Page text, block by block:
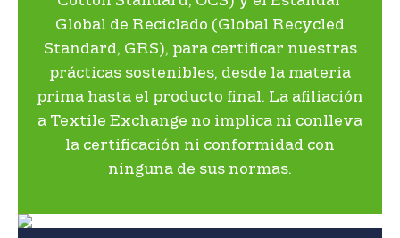
Global de Reciclado (Global Recycled
Standard, GRS), para certificar nuestras
prácticas sostenibles, desde la materia
prima hasta el producto final. La afiliación
a Textile Exchange no implica ni conlleva
la certificación ni conformidad con
ninguna de sus normas.